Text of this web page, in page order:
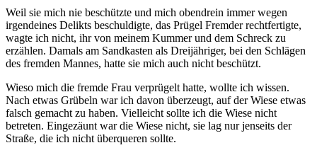
Weil sie mich nie beschützte und mich obendrein immer wegen
irgendeines Delikts beschuldigte, das Prügel Fremder rechtfertigte,
wagte ich nicht, ihr von meinem Kummer und dem Schreck zu
erzählen. Damals am Sandkasten als Dreijähriger, bei den Schlägen
des fremden Mannes, hatte sie mich auch nicht beschützt.
Wieso mich die fremde Frau verprügelt hatte, wollte ich wissen.
Nach etwas Grübeln war ich davon überzeugt, auf der Wiese etwas
falsch gemacht zu haben. Vielleicht sollte ich die Wiese nicht
betreten. Eingezäunt war die Wiese nicht, sie lag nur jenseits der
Straße, die ich nicht überqueren sollte.